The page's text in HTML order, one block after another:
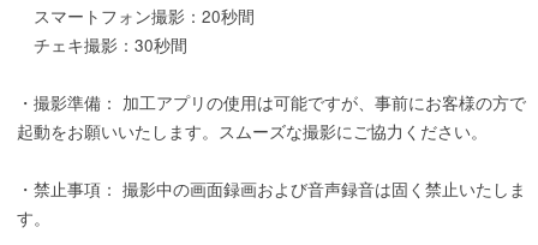
スマートフォン撮影：20秒間
チェキ撮影：30秒間
・撮影準備： 加工アプリの使用は可能ですが、事前にお客様の方で
起動をお願いいたします。スムーズな撮影にご協力ください。
・禁止事項： 撮影中の画面録画および音声録音は固く禁止いたしま
す。